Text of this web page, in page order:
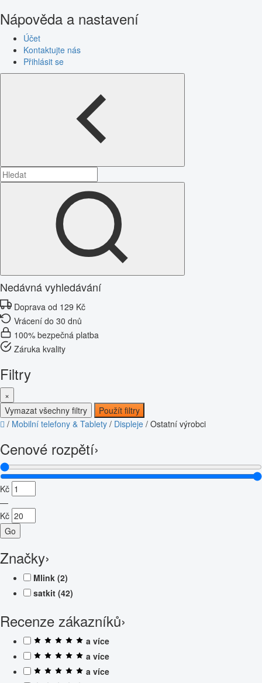
Nápověda a nastavení
Účet
Kontaktujte nás
Přihlásit se
Nedávná vyhledávání
Doprava od 129 Kč
Vrácení do 30 dnů
100% bezpečná platba
Záruka kvality
Filtry
×
Vymazat všechny filtry
Použít filtry
/ Mobilní telefony & Tablety / Displeje / Ostatní výrobci
Cenové rozpětí›
Kč
—
Kč
Go
Značky›
Mlink (2)
satkit (42)
Recenze zákazníků›
a více
a více
a více